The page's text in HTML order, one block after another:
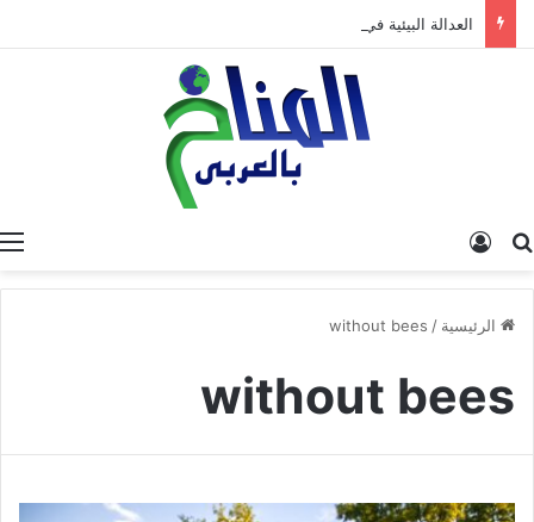
البحث عن
الرئيسية /
without bees
without bees